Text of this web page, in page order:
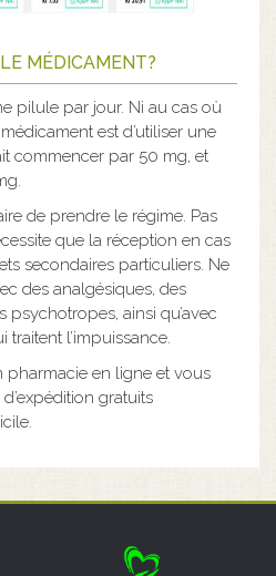
MÉDICAMENT?
pilule par jour. Ni au cas où
est d’utiliser une
commencer par 50 mg, et
de prendre le régime. Pas
que la réception en cas
secondaires particuliers. Ne
des analgésiques, des
psychotropes, ainsi qu’avec
traitent l’impuissance.
pharmacie en ligne et vous
gratuits